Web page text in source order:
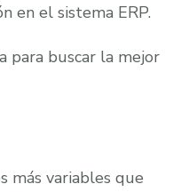
en el sistema ERP.
para buscar la mejor
más variables que